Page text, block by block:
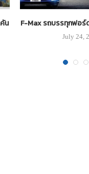
น F-Max รถบรรทุกฟอร์
July 24,